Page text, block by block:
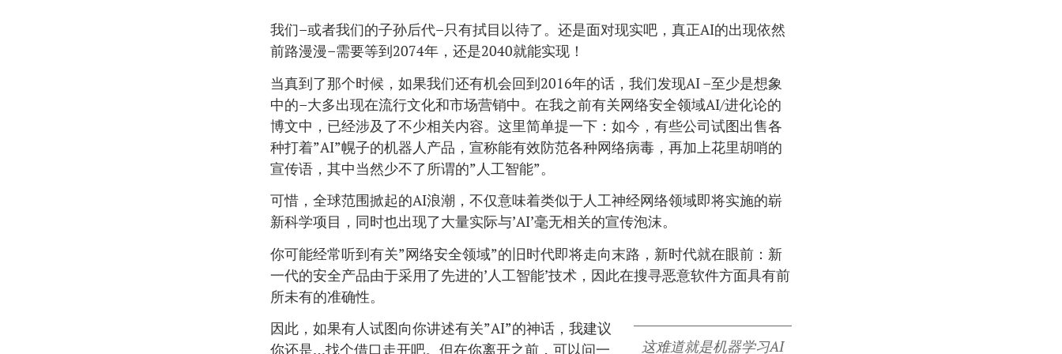
我们–或者我们的子孙后代–只有拭目以待了。还是面对现实吧，真正AI的出现依然
前路漫漫–需要等到2074年，还是2040就能实现！
当真到了那个时候，如果我们还有机会回到2016年的话，我们发现AI –至少是想象
中的–大多出现在流行文化和市场营销中。在我之前有关网络安全领域AI/进化论的
博文中，已经涉及了不少相关内容。这里简单提一下：如今，有些公司试图出售各
种打着”AI”幌子的机器人产品，宣称能有效防范各种网络病毒，再加上花里胡哨的
宣传语，其中当然少不了所谓的”人工智能”。
可惜，全球范围掀起的AI浪潮，不仅意味着类似于人工神经网络领域即将实施的崭
新科学项目，同时也出现了大量实际与’AI’毫无相关的宣传泡沫。
你可能经常听到有关”网络安全领域”的旧时代即将走向末路，新时代就在眼前：新
一代的安全产品由于采用了先进的’人工智能’技术，因此在搜寻恶意软件方面具有前
所未有的准确性。
这难道就是机器学习AI
因此，如果有人试图向你讲述有关”AI”的神话，我建议
你还是…找个借口走开吧。但在你离开之前，可以问一